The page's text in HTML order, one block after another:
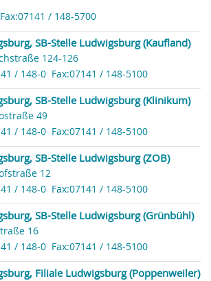
Fax:07141 / 148-5700
SB-Stelle Ludwigsburg (Kaufland)
124-126
/ 148-0 Fax:07141 / 148-5100
SB-Stelle Ludwigsburg (Klinikum)
49
/ 148-0 Fax:07141 / 148-5100
SB-Stelle Ludwigsburg (ZOB)
12
/ 148-0 Fax:07141 / 148-5100
SB-Stelle Ludwigsburg (Grünbühl)
16
/ 148-0 Fax:07141 / 148-5100
Filiale Ludwigsburg (Poppenweiler)